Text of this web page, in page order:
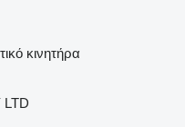
κινητήρα